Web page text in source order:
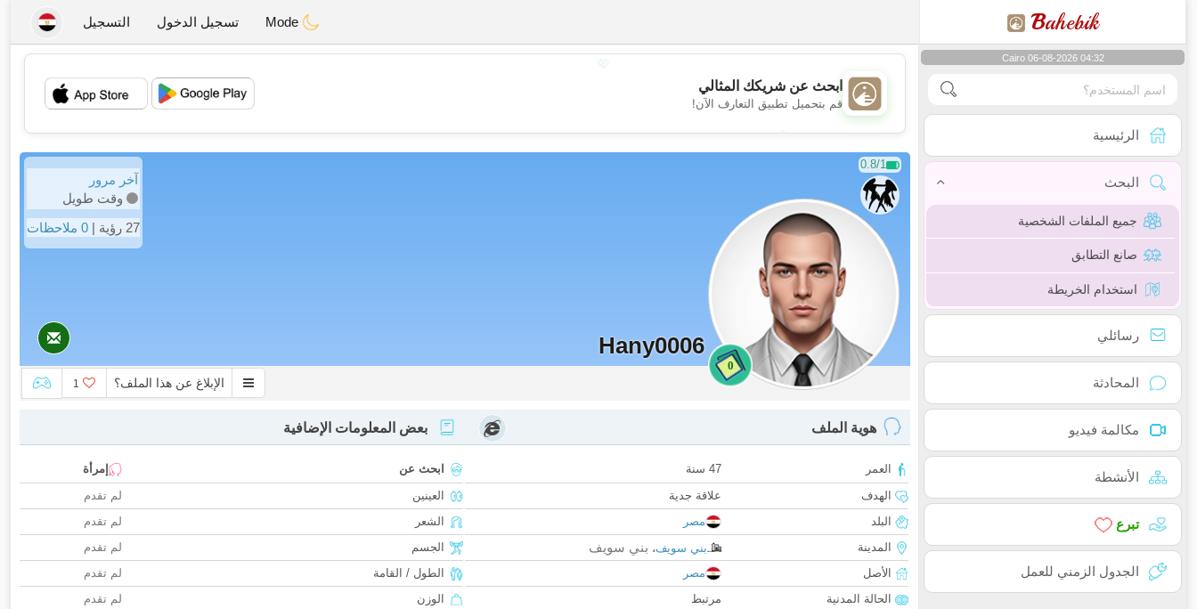
Bahebik تسجيل الدخول التسجيل
Cairo 06-08-2026 04:32
الرئيسية
البحث
جميع الملفات الشخصية
صانع التطابق
استخدام الخريطة
رسائلي
المحادثة
مكالمة فيديو
الأنشطة
تبرع
الجدول الزمني للعمل
💖
💕
ابحث عن شريكك المثالي
قم بتحميل تطبيق التعارف الآن!
0.8/1
0
Hany0006
آخر مرور
وقت طويل
27 رؤية |
0 ملاحظات
الإبلاغ عن هذا الملف؟ 1
هوية الملف
العمر
47 سنة
الهدف
علاقة جدية
البلد
مصر
المدينة
بني سويف، بني سويف
الأصل
مصر
الحالة المدنية
مرتبط
بعض المعلومات الإضافية
ابحث عن
إمرأة
العينين
لم تقدم
الشعر
لم تقدم
الجسم
لم تقدم
الطول / القامة
لم تقدم
الوزن
لم تقدم